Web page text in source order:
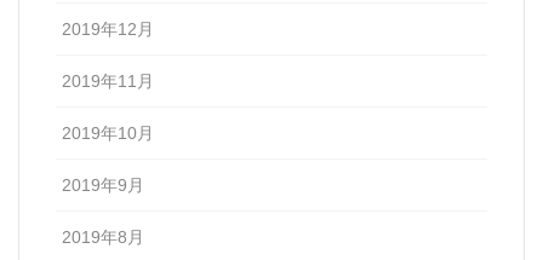
2019年12月
2019年11月
2019年10月
2019年9月
2019年8月